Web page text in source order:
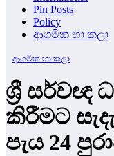
Pin Posts
Policy
ආගමික හා කලා
ආගමික හා කලා
ශ්‍රී සර්වඥ
කිරීමට
පැය 24